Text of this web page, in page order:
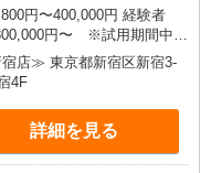
円〜400,000円 経験者
円〜 ※試用期間中は
手当：30,800円（月給に
は追加で残業手当支給 ※月
※試用期間（2〜3ヶ月）も
家外かつ賃貸の場合のみ別
店≫ 東京都新宿区新宿3-
4F
詳細を見る